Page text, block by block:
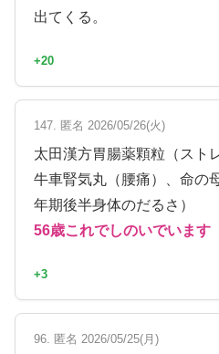
出てくる。
+20
147. 匿名 2026/05/26(火)
太田漢方胃腸薬顆粒（スト
牛車腎気丸（腰痛）、命の
年期後半身体のだるさ）
56歳これでしのいでいます
+3
96. 匿名 2026/05/25(月)